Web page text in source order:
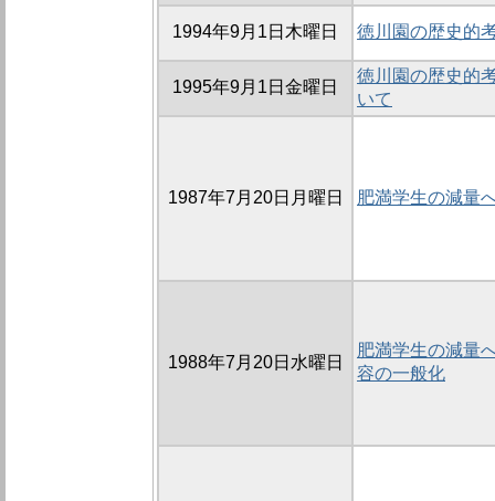
1994年9月1日木曜日 徳川園の歴史的
1995年9月1日金曜日
徳川園の歴史的
いて
1987年7月20日月曜日 肥満学生の減量
1988年7月20日水曜日
肥満学生の減量
容の一般化